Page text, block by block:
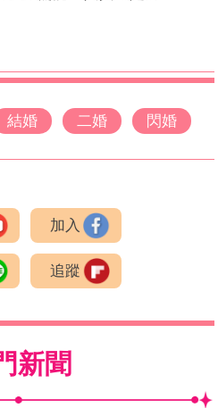
結婚 二婚 閃婚
加入
追蹤
新聞